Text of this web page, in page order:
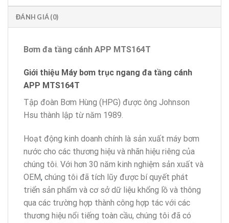
ĐÁNH GIÁ (0)
Bơm đa tầng cánh APP MTS164T
Giới thiệu Máy bơm trục ngang đa tầng cánh
APP MTS164T
Tập đoàn Bơm Hùng (HPG) được ông Johnson
Hsu thành lập từ năm 1989.
Hoạt động kinh doanh chính là sản xuất máy bơm
nước cho các thương hiệu và nhãn hiệu riêng của
chúng tôi. Với hơn 30 năm kinh nghiệm sản xuất và
OEM, chúng tôi đã tích lũy được bí quyết phát
triển sản phẩm và cơ sở dữ liệu khổng lồ và thông
qua các trường hợp thành công hợp tác với các
thương hiệu nổi tiếng toàn cầu, chúng tôi đã có